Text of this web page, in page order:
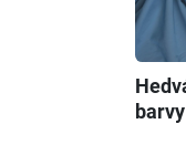
barvy